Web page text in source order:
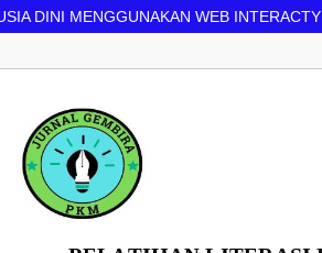
DINI MENGGUNAKAN WEB INTERACTY